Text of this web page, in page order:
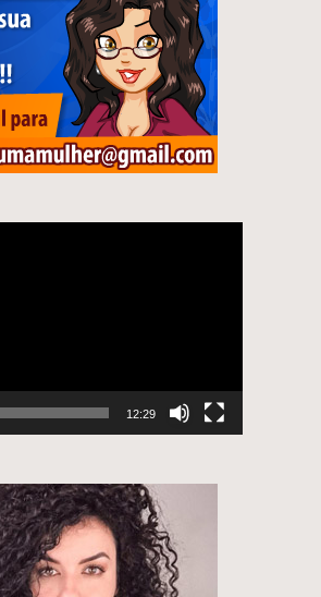
12:29